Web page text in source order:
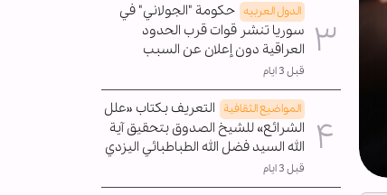
الدول العربیه حكومة "الجولاني" في
سوريا تنشر قوات قرب الحدود
العراقية دون إعلان عن السبب
قبل 3 ايام
المواضیع الثقافية التعريف بكتاب «علل
الشرائع» للشيخ الصدوق بتحقيق آية
الله السيد فضل الله الطباطبائي اليزدي
قبل 3 ايام